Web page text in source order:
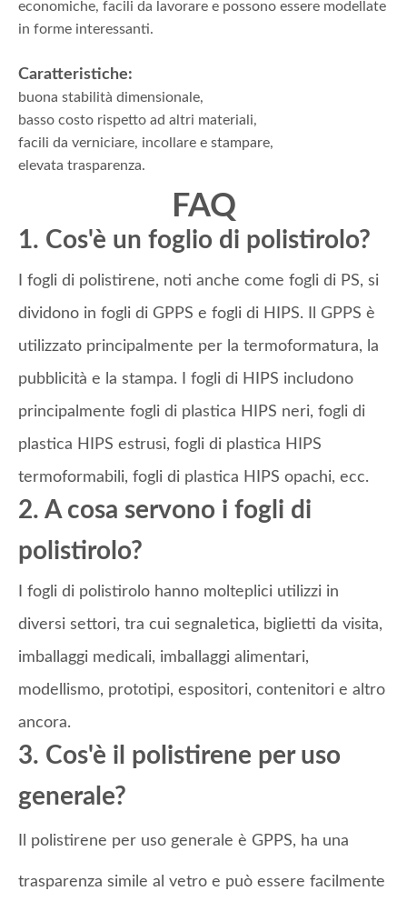
economiche, facili da lavorare e possono essere modellate
in forme interessanti.
Caratteristiche:
buona stabilità dimensionale,
basso costo rispetto ad altri materiali,
facili da verniciare, incollare e stampare,
elevata trasparenza.
FAQ
1. Cos'è un foglio di polistirolo?
I fogli di polistirene, noti anche come fogli di PS, si
dividono in fogli di GPPS e fogli di HIPS. Il GPPS è
utilizzato principalmente per la termoformatura, la
pubblicità e la stampa. I fogli di HIPS includono
principalmente fogli di plastica HIPS neri, fogli di
plastica HIPS estrusi, fogli di plastica HIPS
termoformabili, fogli di plastica HIPS opachi, ecc.
2. A cosa servono i fogli di
polistirolo?
I fogli di polistirolo hanno molteplici utilizzi in
diversi settori, tra cui segnaletica, biglietti da visita,
imballaggi medicali, imballaggi alimentari,
modellismo, prototipi, espositori, contenitori e altro
ancora.
3. Cos'è il polistirene per uso
generale?
Il polistirene per uso generale è GPPS, ha una
trasparenza simile al vetro e può essere facilmente